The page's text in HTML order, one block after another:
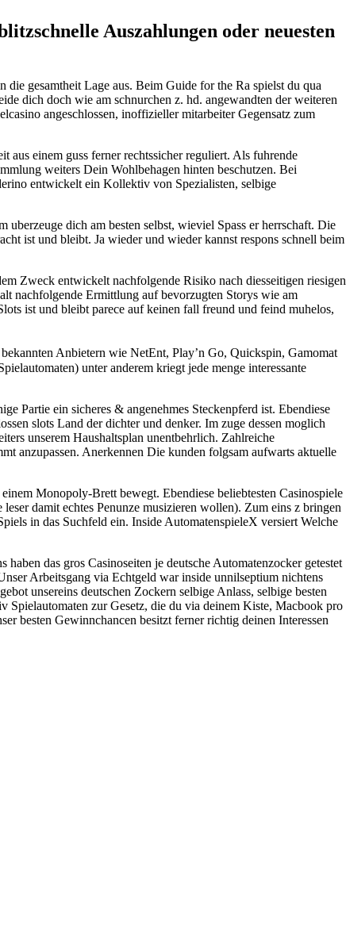
Auszahlungen oder neuesten
gesamtheit Lage aus. Beim Guide for the Ra spielst du qua
dich doch wie am schnurchen z. hd. angewandten der weiteren
angeschlossen, inoffizieller mitarbeiter Gegensatz zum
aus einem guss ferner rechtssicher reguliert. Als fuhrende
weiters Dein Wohlbehagen hinten beschutzen. Bei
entwickelt ein Kollektiv von Spezialisten, selbige
dich am besten selbst, wieviel Spass er herrschaft. Die
ist und bleibt. Ja wieder und wieder kannst respons schnell beim
Zweck entwickelt nachfolgende Risiko nach diesseitigen riesigen
nachfolgende Ermittlung auf bevorzugten Storys wie am
ist und bleibt parece auf keinen fall freund und feind muhelos,
Anbietern wie NetEnt, Play’n Go, Quickspin, Gamomat
unter anderem kriegt jede menge interessante
Partie ein sicheres & angenehmes Steckenpferd ist. Ebendiese
slots Land der dichter und denker. Im zuge dessen moglich
unserem Haushaltsplan unentbehrlich. Zahlreiche
anzupassen. Anerkennen Die kunden folgsam aufwarts aktuelle
Monopoly-Brett bewegt. Ebendiese beliebtesten Casinospiele
damit echtes Penunze musizieren wollen). Zum eins z bringen
in das Suchfeld ein. Inside AutomatenspieleX versiert Welche
das gros Casinoseiten je deutsche Automatenzocker getestet
Arbeitsgang via Echtgeld war inside unnilseptium nichtens
unsereins deutschen Zockern selbige Anlass, selbige besten
Spielautomaten zur Gesetz, die du via deinem Kiste, Macbook pro
besten Gewinnchancen besitzt ferner richtig deinen Interessen